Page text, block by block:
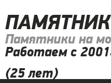
Памятники на
Работаем с
(25 лет)